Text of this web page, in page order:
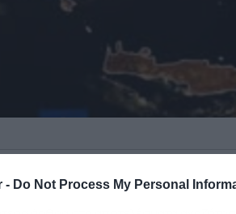
- Do Not Process My Personal